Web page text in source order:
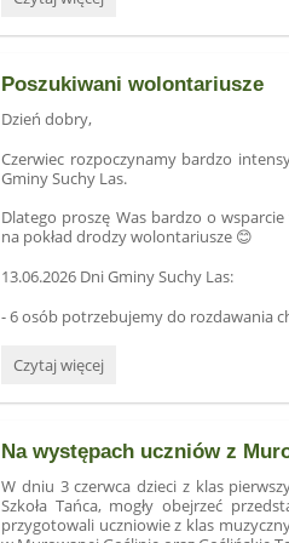
Rady
Poszukiwani wolontariusze
Dzień dobry,
Czerwiec rozpoczynamy bardzo
Gminy Suchy Las.
Dlatego proszę Was bardzo o
na pokład drodzy wolontariusze 😊
13.06.2026 Dni Gminy Suchy Las:
- 6 osób potrzebujemy do rozdawania
Poszukiwani
Czytaj więcej
Na występach uczniów z
W dniu 3 czerwca dzieci z klas
Szkoła Tańca, mogły obejrzeć
przygotowali uczniowie z klas